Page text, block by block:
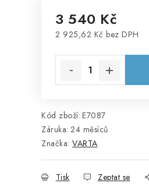
3 540 Kč
2 925,62 Kč bez DPH
Kód zboží: E7087
Záruka: 24 měsíců
Značka: VARTA
Tisk Zeptat se